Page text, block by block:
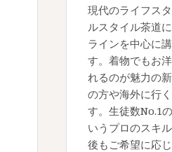
現代のライフス
ルスタイル茶道
ラインを中心に
す。着物でもお
れるのが魅力の
の方や海外に行
す。生徒数No.1
いうプロのスキ
後もご希望に応